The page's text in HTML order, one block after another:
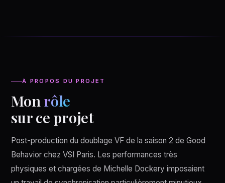
À PROPOS DU PROJET
Mon rôle
sur ce projet
Post-production du doublage VF de la saison 2 de Good
Behavior chez VSI Paris. Les performances très
physiques et chargées de Michelle Dockery imposaient